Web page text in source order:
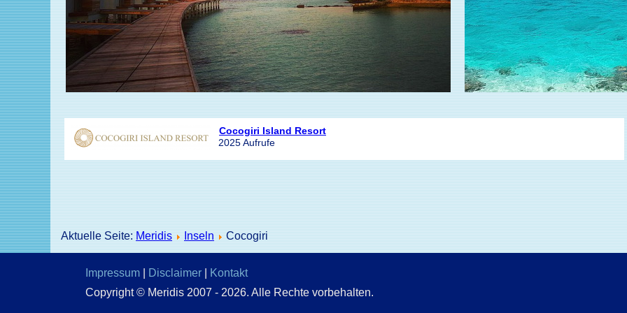
Cocogiri Island Resort
2025 Aufrufe
Aktuelle Seite: Meridis Inseln Cocogiri
Impressum Disclaimer
Kontakt
Copyright © Meridis 2007 - 2026. Alle Rechte